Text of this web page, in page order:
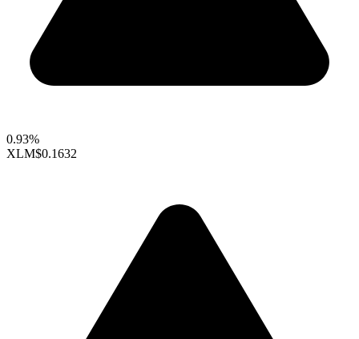
0.93%
XLM$0.1632